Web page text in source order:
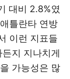
대비 2.8%였
틀란타 연방
이런 지표들
지 지나치게
가능성은 많